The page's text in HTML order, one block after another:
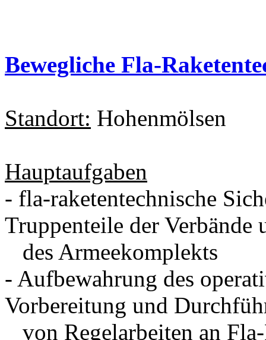
Bewegliche Fla-
Standort: Hohenmölsen
Hauptaufgaben
- fla-raketentechnische
Truppenteile der Verbände
des Armeekomplekts
- Aufbewahrung des
Vorbereitung und
von Regelarbeiten an